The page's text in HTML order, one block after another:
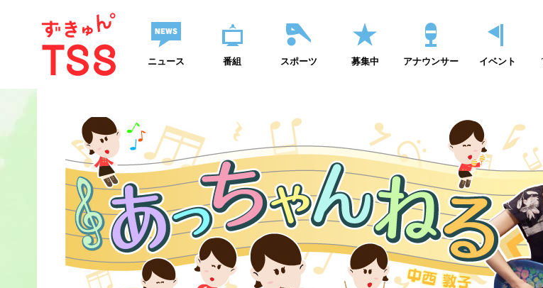
ニュース 番組 スポーツ 募集中 アナウンサー イベント